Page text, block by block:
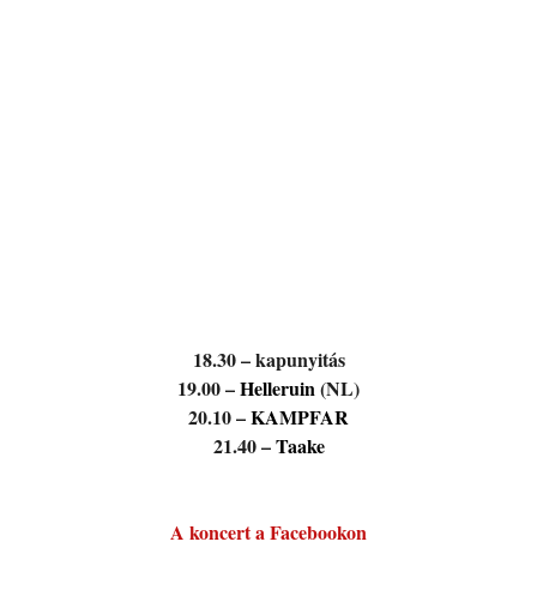
18.30 – kapunyitás
19.00 –Helleruin(NL)
20.10 –KAMPFAR
21.40 –Taake
A koncert a Facebookon